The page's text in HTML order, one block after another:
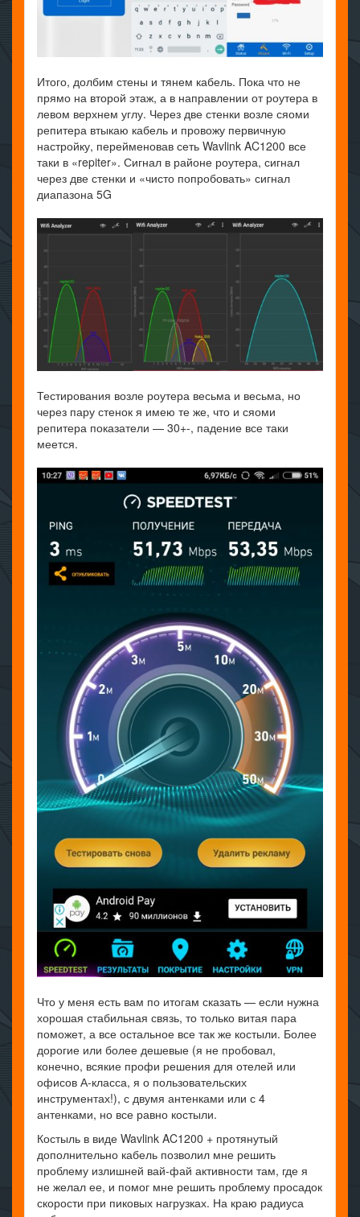
Итого, долбим стены и тянем кабель. Пока что не
прямо на второй этаж, а в направлении от роутера в
левом верхнем углу. Через две стенки возле сяоми
репитера втыкаю кабель и провожу первичную
настройку, перейменовав сеть Wavlink AC1200 все
таки в «repiter». Сигнал в районе роутера, сигнал
через две стенки и «чисто попробовать» сигнал
диапазона 5G
Тестирования возле роутера весьма и весьма, но
через пару стенок я имею те же, что и сяоми
репитера показатели — 30+-, падение все таки
меется.
Что у меня есть вам по итогам сказать — если нужна
хорошая стабильная связь, то только витая пара
поможет, а все остальное все так же костыли. Более
дорогие или более дешевые (я не пробовал,
конечно, всякие профи решения для отелей или
офисов А-класса, я о пользовательских
инструментах!), с двумя антенками или с 4
антенками, но все равно костыли.
Костыль в виде Wavlink AC1200 + протянутый
дополнительно кабель позволил мне решить
проблему излишней вай-фай активности там, где я
не желал ее, и помог мне решить проблему просадок
скорости при пиковых нагрузках. На краю радиуса